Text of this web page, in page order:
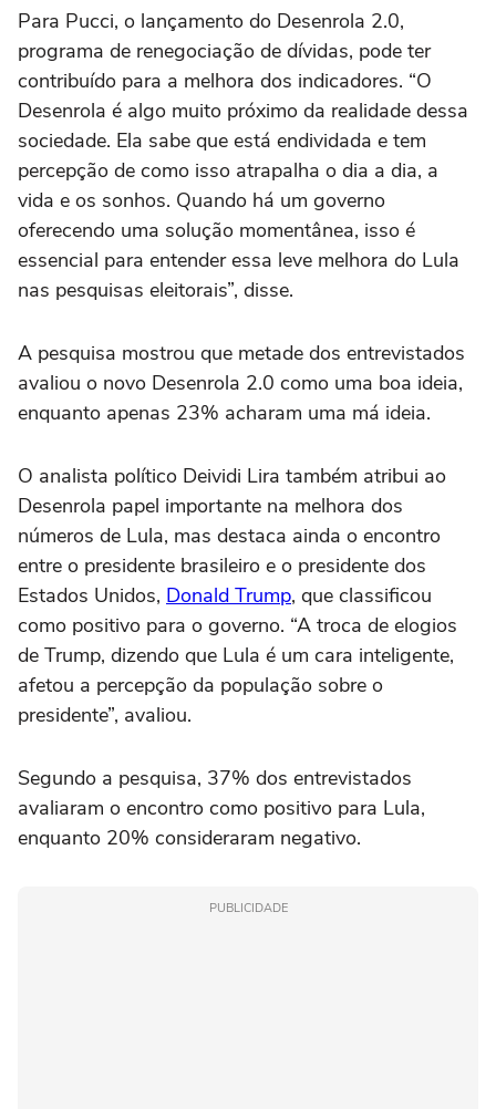
Para Pucci, o lançamento do Desenrola 2.0,
programa de renegociação de dívidas, pode ter
contribuído para a melhora dos indicadores. “O
Desenrola é algo muito próximo da realidade dessa
sociedade. Ela sabe que está endividada e tem
percepção de como isso atrapalha o dia a dia, a
vida e os sonhos. Quando há um governo
oferecendo uma solução momentânea, isso é
essencial para entender essa leve melhora do Lula
nas pesquisas eleitorais”, disse.
A pesquisa mostrou que metade dos entrevistados
avaliou o novo Desenrola 2.0 como uma boa ideia,
enquanto apenas 23% acharam uma má ideia.
O analista político Deividi Lira também atribui ao
Desenrola papel importante na melhora dos
números de Lula, mas destaca ainda o encontro
entre o presidente brasileiro e o presidente dos
Estados Unidos, Donald Trump, que classificou
como positivo para o governo. “A troca de elogios
de Trump, dizendo que Lula é um cara inteligente,
afetou a percepção da população sobre o
presidente”, avaliou.
Segundo a pesquisa, 37% dos entrevistados
avaliaram o encontro como positivo para Lula,
enquanto 20% consideraram negativo.
PUBLICIDADE